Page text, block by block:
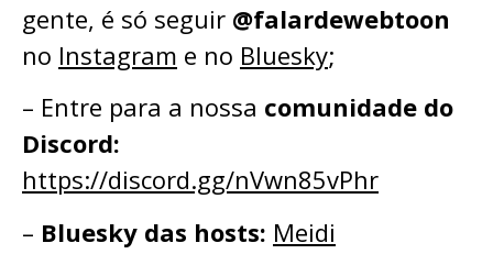
gente, é só seguir @falardewebtoon
no Instagram e no Bluesky;⁠⁠⁠⁠⁠
– ⁠⁠⁠⁠⁠Entre para a nossa comunidade do
Discord:
⁠⁠⁠⁠⁠⁠⁠⁠⁠⁠⁠⁠⁠https://discord.gg/nVwn85vPhr⁠⁠⁠⁠⁠⁠⁠⁠⁠⁠⁠⁠⁠
– Bluesky das hosts: ⁠⁠⁠⁠⁠Meidi